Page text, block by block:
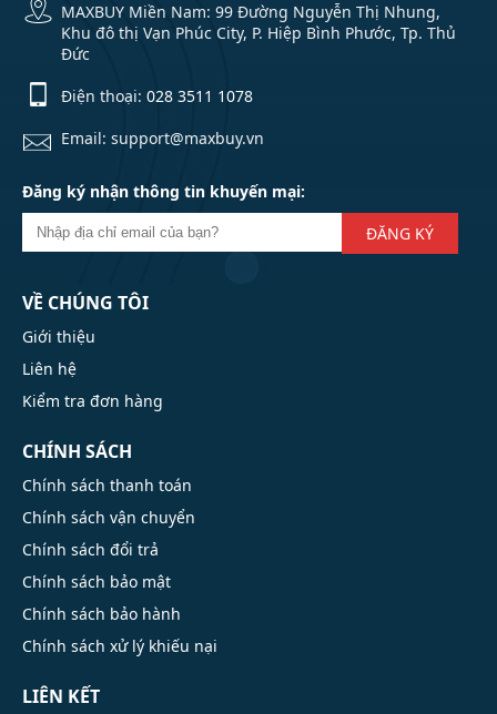
MAXBUY Miền Nam: 99 Đường Nguyễn Thị Nhung,
Khu đô thị Vạn Phúc City, P. Hiệp Bình Phước, Tp. Thủ
Đức
Điện thoại: 028 3511 1078
Email: support@maxbuy.vn
Đăng ký nhận thông tin khuyến mại:
ĐĂNG KÝ
VỀ CHÚNG TÔI
Giới thiệu
Liên hệ
Kiểm tra đơn hàng
CHÍNH SÁCH
Chính sách thanh toán
Chính sách vận chuyển
Chính sách đổi trả
Chính sách bảo mật
Chính sách bảo hành
Chính sách xử lý khiếu nại
LIÊN KẾT